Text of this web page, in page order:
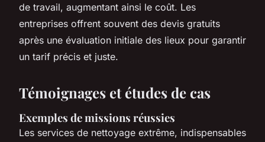
de travail, augmentant ainsi le coût. Les
entreprises offrent souvent des devis gratuits
après une évaluation initiale des lieux pour garantir
un tarif précis et juste.
Témoignages et études de cas
Exemples de missions réussies
Les services de nettoyage extrême, indispensables